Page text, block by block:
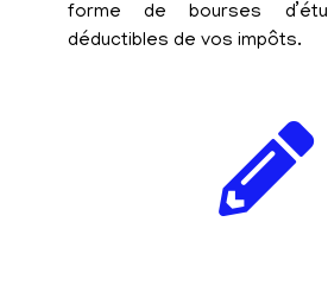
forme de bourses
déductibles de vos impôts.